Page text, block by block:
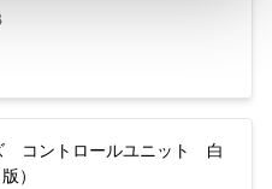
コントロールユニット 白
）